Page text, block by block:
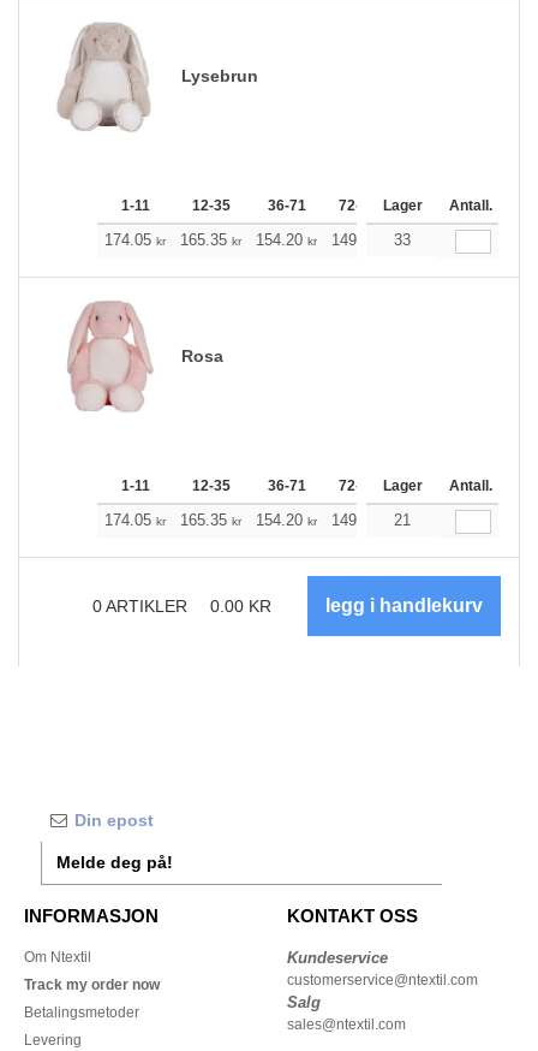
Lysebrun
1-11 12-35 36-71 72-143 144-287
Lager Antall.
174.05 kr 165.35 kr 154.20 kr 149.19 141.72
33
Rosa
1-11 12-35 36-71 72-143 144-287
Lager Antall.
174.05 kr 165.35 kr 154.20 kr 149.19 141.72
21
0ARTIKLER 0.00 KR
Melde deg på!
INFORMASJON
Om Ntextil
Track my order now
Betalingsmetoder
Levering
KONTAKT OSS
Kundeservice
customerservice@ntextil.com
Salg
sales@ntextil.com